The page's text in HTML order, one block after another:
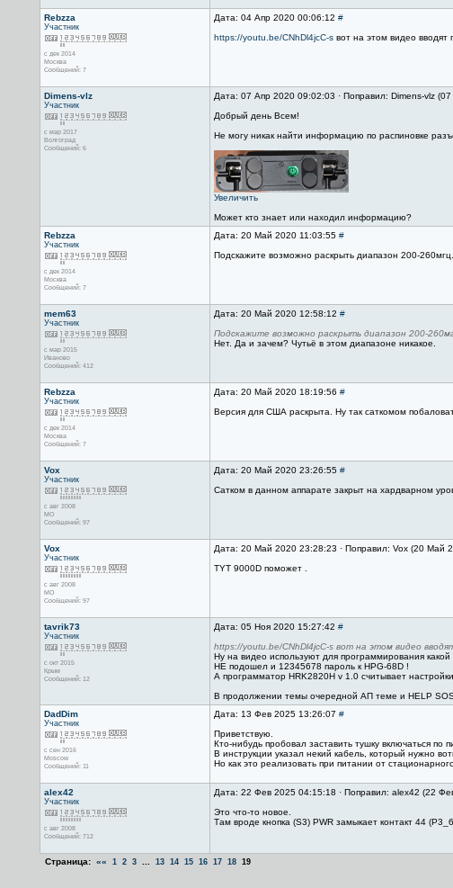
Rebzza
Участник
с дек 2014
Москва
Сообщений: 7
Дата: 04 Апр 2020 00:06:12 #
https://youtu.be/CNhDl4jcC-sвот на этом видео вводят
Dimens-vlz
Участник
с мар 2017
Волгоград
Сообщений: 6
Дата: 07 Апр 2020 09:02:03 · Поправил: Dimens-vlz
Добрый день Всем!
Не могу никак найти информацию по распиновке
Увеличить
Может кто знает или находил информацию?
Rebzza
Участник
с дек 2014
Москва
Сообщений: 7
Дата: 20 Май 2020 11:03:55 #
Подскажите возможно раскрыть диапазон 200-
mem63
Участник
с мар 2015
Иваново
Сообщений: 412
Дата: 20 Май 2020 12:58:12 #
Подскажите возможно раскрыть диапазон 200-
Нет. Да и зачем? Чутьё в этом диапазоне никакое.
Rebzza
Участник
с дек 2014
Москва
Сообщений: 7
Дата: 20 Май 2020 18:19:56 #
Версия для США раскрыта. Ну так саткомом
Vox
Участник
с авг 2008
МО
Сообщений: 97
Дата: 20 Май 2020 23:26:55 #
Сатком в данном аппарате закрыт на хардварном
Vox
Участник
с авг 2008
МО
Сообщений: 97
Дата: 20 Май 2020 23:28:23 · Поправил: Vox (20 Май
TYT 9000D поможет .
tavrik73
Участник
с окт 2015
Крым
Сообщений: 12
Дата: 05 Ноя 2020 15:27:42 #
https://youtu.be/CNhDl4jcC-s вот на этом видео
Ну на видео используют для программирования
НЕ подошел и 12345678 пароль к HPG-68D !
А программатор HRK2820H v 1.0 считывает
В продолжении темы очередной АП теме и HELP
DadDim
Участник
с сен 2016
Moscow
Сообщений: 11
Дата: 13 Фев 2025 13:26:07 #
Приветствую.
Кто-нибудь пробовал заставить тушку включаться по
В инструкции указал некий кабель, который нужно
Но как это реализовать при питании от
alex42
Участник
с авг 2008
Сообщений: 712
Дата: 22 Фев 2025 04:15:18 · Поправил: alex42 (22
Это что-то новое.
Там вроде кнопка (S3) PWR замыкает контакт 44
Страница: «« 1 2 3... 13 14 15 16 17 18 19